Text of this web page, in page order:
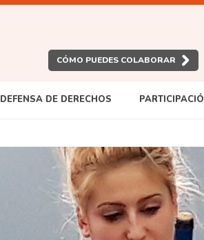
CÓMO PUEDES COLABORAR
DEFENSA DE DERECHOS